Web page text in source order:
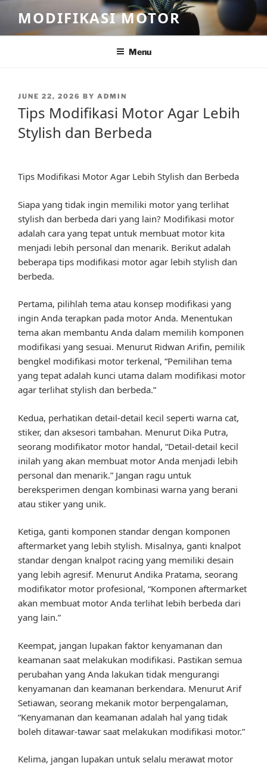
content
MODIFIKASI MOTOR
Menu
POSTED
ON
JUNE 22, 2026 BY ADMIN
Tips Modifikasi Motor Agar Lebih
Stylish dan Berbeda
Tips Modifikasi Motor Agar Lebih Stylish dan Berbeda
Siapa yang tidak ingin memiliki motor yang terlihat
stylish dan berbeda dari yang lain? Modifikasi motor
adalah cara yang tepat untuk membuat motor kita
menjadi lebih personal dan menarik. Berikut adalah
beberapa tips modifikasi motor agar lebih stylish dan
berbeda.
Pertama, pilihlah tema atau konsep modifikasi yang
ingin Anda terapkan pada motor Anda. Menentukan
tema akan membantu Anda dalam memilih komponen
modifikasi yang sesuai. Menurut Ridwan Arifin, pemilik
bengkel modifikasi motor terkenal, “Pemilihan tema
yang tepat adalah kunci utama dalam modifikasi motor
agar terlihat stylish dan berbeda.”
Kedua, perhatikan detail-detail kecil seperti warna cat,
stiker, dan aksesori tambahan. Menurut Dika Putra,
seorang modifikator motor handal, “Detail-detail kecil
inilah yang akan membuat motor Anda menjadi lebih
personal dan menarik.” Jangan ragu untuk
bereksperimen dengan kombinasi warna yang berani
atau stiker yang unik.
Ketiga, ganti komponen standar dengan komponen
aftermarket yang lebih stylish. Misalnya, ganti knalpot
standar dengan knalpot racing yang memiliki desain
yang lebih agresif. Menurut Andika Pratama, seorang
modifikator motor profesional, “Komponen aftermarket
akan membuat motor Anda terlihat lebih berbeda dari
yang lain.”
Keempat, jangan lupakan faktor kenyamanan dan
keamanan saat melakukan modifikasi. Pastikan semua
perubahan yang Anda lakukan tidak mengurangi
kenyamanan dan keamanan berkendara. Menurut Arif
Setiawan, seorang mekanik motor berpengalaman,
“Kenyamanan dan keamanan adalah hal yang tidak
boleh ditawar-tawar saat melakukan modifikasi motor.”
Kelima, jangan lupakan untuk selalu merawat motor